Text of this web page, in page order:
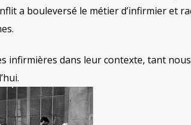
a bouleversé le métier d’infirmier et
infirmières dans leur contexte, tant